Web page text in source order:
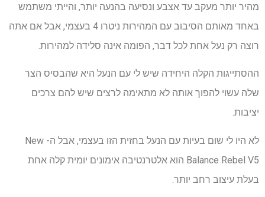
מהיר יותר מעקב עד אצבע ונסיעה בהנעה יותר, והייתי משתמש
באחד מאותם הסיבוב עם המהירות ניטרו 4 בעצמי, אבל אם אתה
רוצה רק נעל אחת לכל דבר, הפומה אינה סלידה למהירות.
ההסתייגות הקלה היחידה שיש לי עם הנעל היא שהבסיס הצר
שלה עשוי להפוך אותה לא מתאימה לרצים שיש להם צרכים
יציבות.
לא היו לי שום בעיות עם הנעל בחזית הזו בעצמי, אבל ה- New
Balance Rebel V5 הוא אלטרנטיבה אימונים יומית קלה אחת
בעלת עיצוב רחב יותר.